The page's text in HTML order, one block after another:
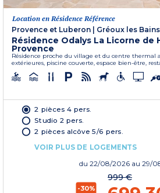
Location en Résidence Référence
Provence et Luberon | Gréoux les Bains
Résidence Odalys La Licorne de
Provence
Résidence proche du village et du centre thermal
extérieures, piscine couverte, espace bien-être,
2 pièces 4 pers.
Studio 2 pers.
2 pièces alcôve 5/6 pers.
VOIR PLUS DE LOGEMENTS
du 22/08/2026 au 29/
-30%
999 €